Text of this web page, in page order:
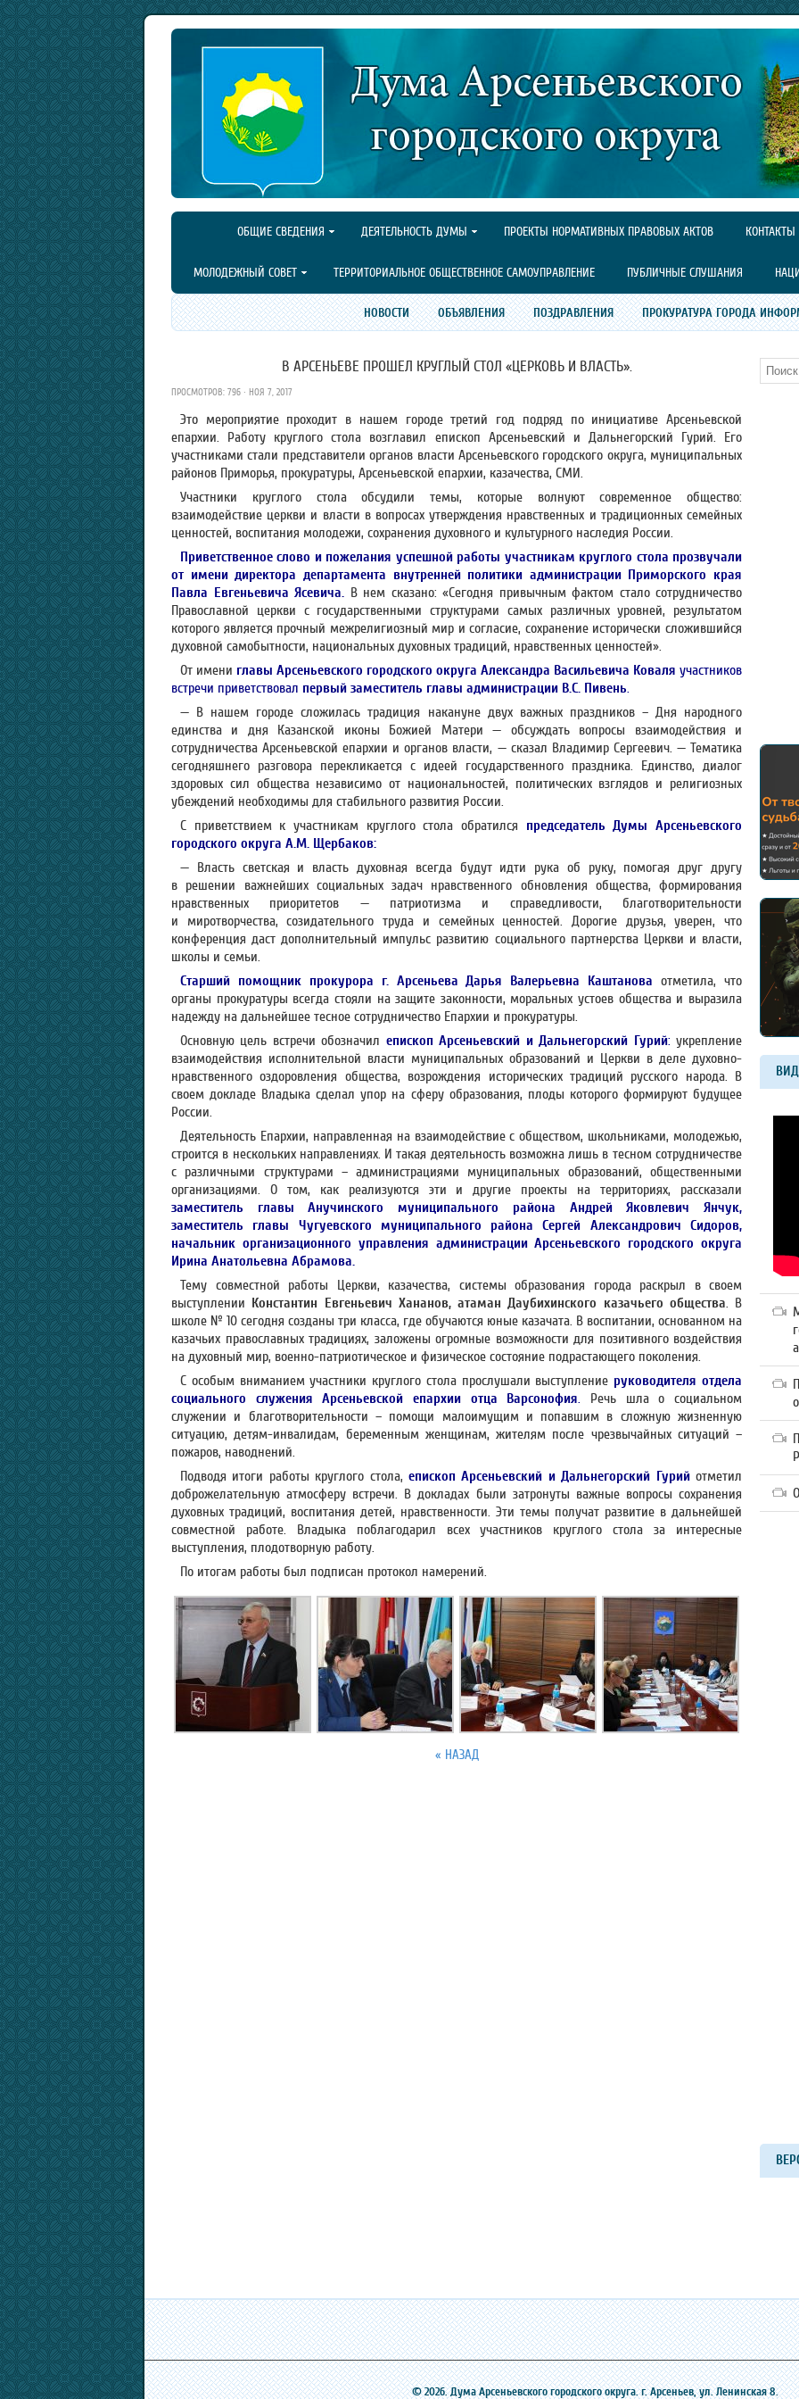
ОБЩИЕ СВЕДЕНИЯ ДЕЯТЕЛЬНОСТЬ ДУМЫ ПРОЕКТЫ НОРМАТИВНЫХ ПРАВОВЫХ АКТОВ КОНТАКТЫ
МОЛОДЕЖНЫЙ СОВЕТ ТЕРРИТОРИАЛЬНОЕ ОБЩЕСТВЕННОЕ САМОУПРАВЛЕНИЕ ПУБЛИЧНЫЕ СЛУШАНИЯ
НОВОСТИ ОБЪЯВЛЕНИЯ ПОЗДРАВЛЕНИЯ ПРОКУРАТУРА ГОРОДА
В АРСЕНЬЕВЕ ПРОШЕЛ КРУГЛЫЙ СТОЛ «ЦЕРКОВЬ И ВЛАСТЬ».
ПРОСМОТРОВ: 796 · НОЯ 7, 2017
Это мероприятие проходит в нашем городе третий год подряд по инициативе Арсеньевской
епархии. Работу круглого стола возглавил епископ Арсеньевский и Дальнегорский Гурий. Его
участниками стали представители органов власти Арсеньевского городского округа, муниципальных
районов Приморья, прокуратуры, Арсеньевской епархии, казачества, СМИ.
Участники круглого стола обсудили темы, которые волнуют современное общество:
взаимодействие церкви и власти в вопросах утверждения нравственных и традиционных семейных
ценностей, воспитания молодежи, сохранения духовного и культурного наследия России.
Приветственное слово и пожелания успешной работы участникам круглого стола прозвучали
от имени директора департамента внутренней политики администрации Приморского края
Павла Евгеньевича Ясевича. В нем сказано: «Сегодня привычным фактом стало сотрудничество
Православной церкви с государственными структурами самых различных уровней, результатом
которого является прочный межрелигиозный мир и согласие, сохранение исторически сложившийся
духовной самобытности, национальных духовных традиций, нравственных ценностей».
От имени главы Арсеньевского городского округа Александра Васильевича Коваля участников
встречи приветствовал первый заместитель главы администрации В.С. Пивень.
— В нашем городе сложилась традиция накануне двух важных праздников – Дня народного
единства и дня Казанской иконы Божией Матери — обсуждать вопросы взаимодействия и
сотрудничества Арсеньевской епархии и органов власти, — сказал Владимир Сергеевич. — Тематика
сегодняшнего разговора перекликается с идеей государственного праздника. Единство, диалог
здоровых сил общества независимо от национальностей, политических взглядов и религиозных
убеждений необходимы для стабильного развития России.
С приветствием к участникам круглого стола обратился председатель Думы Арсеньевского
городского округа А.М. Щербаков:
— Власть светская и власть духовная всегда будут идти рука об руку, помогая друг другу
в решении важнейших социальных задач нравственного обновления общества, формирования
нравственных приоритетов — патриотизма и справедливости, благотворительности
и миротворчества, созидательного труда и семейных ценностей. Дорогие друзья, уверен, что
конференция даст дополнительный импульс развитию социального партнерства Церкви и власти,
школы и семьи.
Старший помощник прокурора г. Арсеньева Дарья Валерьевна Каштанова отметила, что
органы прокуратуры всегда стояли на защите законности, моральных устоев общества и выразила
надежду на дальнейшее тесное сотрудничество Епархии и прокуратуры.
Основную цель встречи обозначил епископ Арсеньевский и Дальнегорский Гурий: укрепление
взаимодействия исполнительной власти муниципальных образований и Церкви в деле духовно-
нравственного оздоровления общества, возрождения исторических традиций русского народа. В
своем докладе Владыка сделал упор на сферу образования, плоды которого формируют будущее
России.
Деятельность Епархии, направленная на взаимодействие с обществом, школьниками, молодежью,
строится в нескольких направлениях. И такая деятельность возможна лишь в тесном сотрудничестве
с различными структурами – администрациями муниципальных образований, общественными
организациями. О том, как реализуются эти и другие проекты на территориях, рассказали
заместитель главы Анучинского муниципального района Андрей Яковлевич Янчук,
заместитель главы Чугуевского муниципального района Сергей Александрович Сидоров,
начальник организационного управления администрации Арсеньевского городского округа
Ирина Анатольевна Абрамова.
Тему совместной работы Церкви, казачества, системы образования города раскрыл в своем
выступлении Константин Евгеньевич Хананов, атаман Даубихинского казачьего общества. В
школе № 10 сегодня созданы три класса, где обучаются юные казачата. В воспитании, основанном на
казачьих православных традициях, заложены огромные возможности для позитивного воздействия
на духовный мир, военно-патриотическое и физическое состояние подрастающего поколения.
С особым вниманием участники круглого стола прослушали выступление руководителя отдела
социального служения Арсеньевской епархии отца Варсонофия. Речь шла о социальном
служении и благотворительности – помощи малоимущим и попавшим в сложную жизненную
ситуацию, детям-инвалидам, беременным женщинам, жителям после чрезвычайных ситуаций –
пожаров, наводнений.
Подводя итоги работы круглого стола, епископ Арсеньевский и Дальнегорский Гурий отметил
доброжелательную атмосферу встречи. В докладах были затронуты важные вопросы сохранения
духовных традиций, воспитания детей, нравственности. Эти темы получат развитие в дальнейшей
совместной работе. Владыка поблагодарил всех участников круглого стола за интересные
выступления, плодотворную работу.
По итогам работы был подписан протокол намерений.
« НАЗАД
Поиск
© 2026. Дума Арсеньевского городского округа. г. Арсеньев, ‎ул. Ленинская 8.